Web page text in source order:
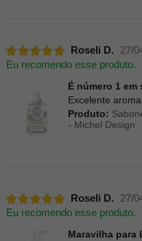
Roseli D.
27/
Eu recomendo esse produto.
É número 1
Excelente
Produto:
- Michel Design
Roseli D.
27/
Eu recomendo esse produto.
Maravilha para